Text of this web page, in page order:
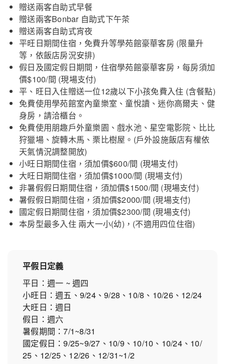
贈送兩客自助式早餐
贈送兩客Bonbar 自助式下午茶
贈送兩客自助式宵夜
平旺日期間住宿，免費升等學苑館豪華客房 (限量升
等，依飯店房況安排)
假日及國定假日期間，住宿學苑館豪華客房，每房須加
價$100/間 (現場支付)
平、旺日入住贈送一位12歲以下小孩免費入住 (含餐點)
免費使用學苑館室內童樂室、童悅讀、迷你高爾夫、健
身房，請洽櫃台。
免費使用朋趣戶外童樂園、戲水池、星空電影院、比比
狩獵場、旋轉木馬、栗比樹屋。(戶外設施飯店有權依
天氣情況調整開放)
小旺日期間住宿，須加價$600/間 (現場支付)
大旺日期間住宿，須加價$1000/間 (現場支付)
非暑假假日期間住宿，須加價$1500/間 (現場支付)
暑假假日期間住宿，須加價$2000/間 (現場支付)
國定假日期間住宿，須加價$2300/間 (現場支付)
本房型最多入住 兩大一小(幼)，(不適用四位住宿)
平假日定義
平日：週一 ~ 週四
小旺日：週五、9/24、9/28、10/8、10/26、12/24
大旺日：週日
假日：週六
暑假期間：7/1~8/31
國定假日：9/25~9/27、10/9、10/10、10/24、10/
25、12/25、12/26、12/31~1/2